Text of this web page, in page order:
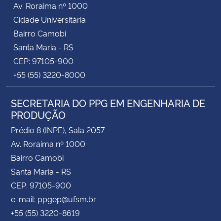
Secretaria-Geral
Secretaria de Governo
Gabinete de Segurança Institucional
Advocacia-Geral da União
Banco Central do Brasil
Planalto
Av. Roraima nº 1000
Cidade Universitária
Bairro Camobi
Santa Maria - RS
CEP: 97105-900
+55 (55) 3220-8000
SECRETARIA DO PPG EM ENGENHARIA DE
PRODUÇÃO
Prédio 8 (INPE), Sala 2057
Av. Roraima nº 1000
Bairro Camobi
Santa Maria - RS
CEP: 97105-900
e-mail: ppgep@ufsm.br
+55 (55) 3220-8619